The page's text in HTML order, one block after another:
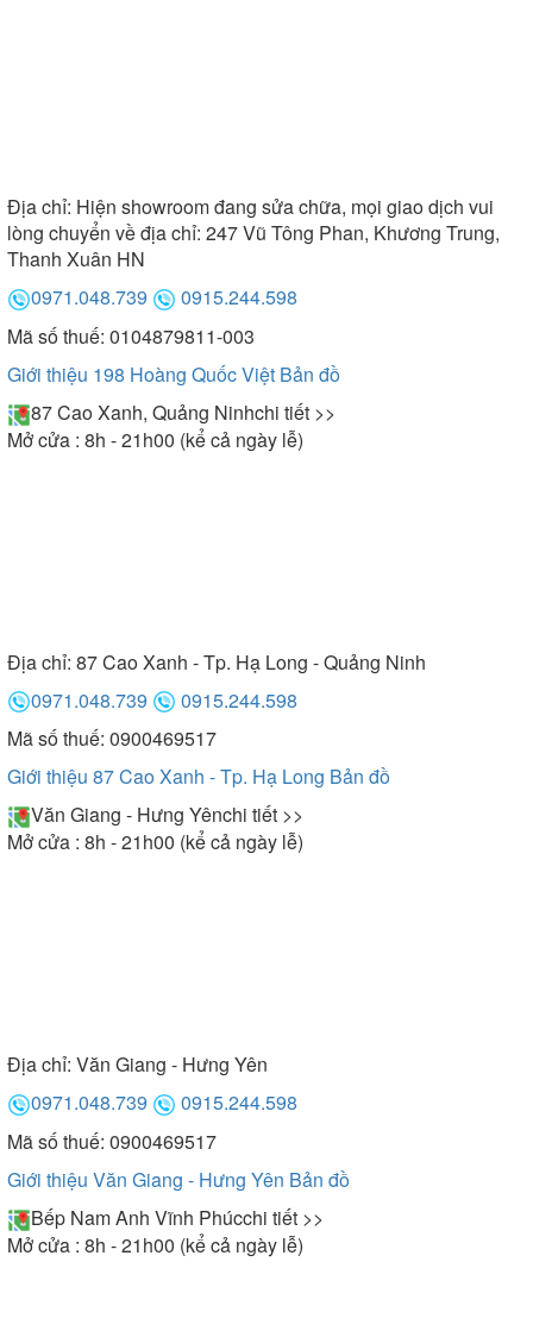
Địa chỉ: Hiện showroom đang sửa chữa, mọi giao dịch vui
lòng chuyển về địa chỉ: 247 Vũ Tông Phan, Khương Trung,
Thanh Xuân HN
0971.048.739
0915.244.598
Mã số thuế: 0104879811-003
Giới thiệu 198 Hoàng Quốc Việt Bản đồ
87 Cao Xanh, Quảng Ninhchi tiết >>
Mở cửa : 8h - 21h00 (kể cả ngày lễ)
Địa chỉ: 87 Cao Xanh - Tp. Hạ Long - Quảng Ninh
0971.048.739
0915.244.598
Mã số thuế: 0900469517
Giới thiệu 87 Cao Xanh - Tp. Hạ Long Bản đồ
Văn Giang - Hưng Yênchi tiết >>
Mở cửa : 8h - 21h00 (kể cả ngày lễ)
Địa chỉ: Văn Giang - Hưng Yên
0971.048.739
0915.244.598
Mã số thuế: 0900469517
Giới thiệu Văn Giang - Hưng Yên Bản đồ
Bếp Nam Anh Vĩnh Phúcchi tiết >>
Mở cửa : 8h - 21h00 (kể cả ngày lễ)